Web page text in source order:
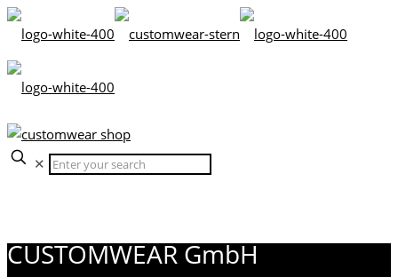
✕
CUSTOMWEAR GmbH